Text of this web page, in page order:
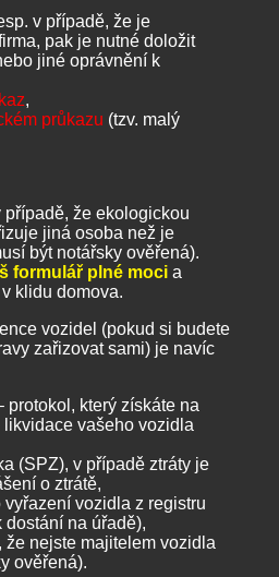
v případě, že je
pak je nutné doložit
jiné oprávnění k
,
průkazu (tzv. malý
případě, že ekologickou
jiná osoba než je
být notářsky ověřená).
formulář plné moci a
klidu domova.
vozidel (pokud si budete
zařizovat sami) je navíc
protokol, který získáte na
vašeho vozidla
(SPZ), v případě ztráty je
o ztrátě,
vozidla z registru
na úřadě),
že nejste majitelem vozidla
ověřená).